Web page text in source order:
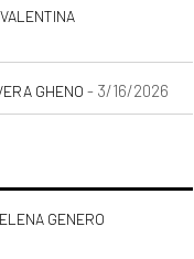
di
di
GHENO - 3/16/2026
GENERO